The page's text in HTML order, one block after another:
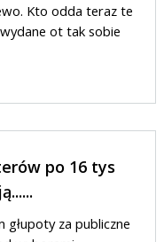
Kto odda teraz te
ot tak sobie
po 16 tys
głupoty za publiczne